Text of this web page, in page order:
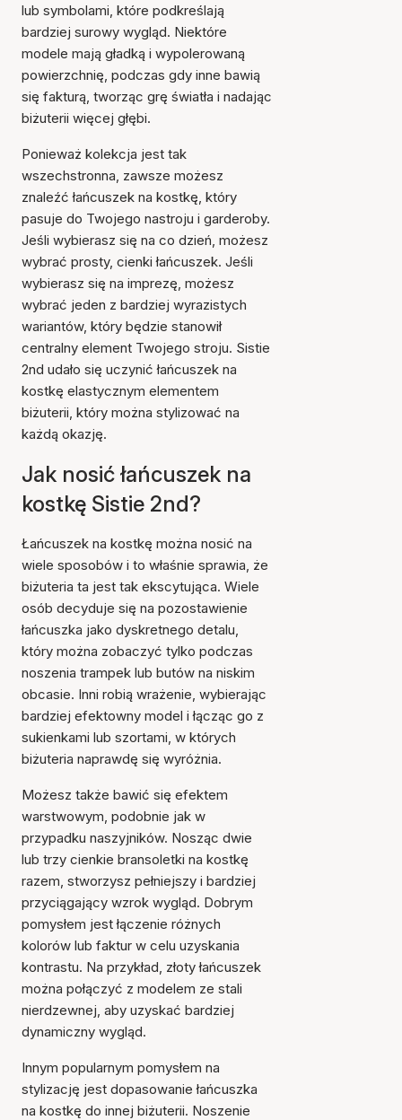
lub symbolami, które podkreślają
bardziej surowy wygląd. Niektóre
modele mają gładką i wypolerowaną
powierzchnię, podczas gdy inne bawią
się fakturą, tworząc grę światła i nadając
biżuterii więcej głębi.
Ponieważ kolekcja jest tak
wszechstronna, zawsze możesz
znaleźć łańcuszek na kostkę, który
pasuje do Twojego nastroju i garderoby.
Jeśli wybierasz się na co dzień, możesz
wybrać prosty, cienki łańcuszek. Jeśli
wybierasz się na imprezę, możesz
wybrać jeden z bardziej wyrazistych
wariantów, który będzie stanowił
centralny element Twojego stroju. Sistie
2nd udało się uczynić łańcuszek na
kostkę elastycznym elementem
biżuterii, który można stylizować na
każdą okazję.
Jak nosić łańcuszek na
kostkę Sistie 2nd?
Łańcuszek na kostkę można nosić na
wiele sposobów i to właśnie sprawia, że
biżuteria ta jest tak ekscytująca. Wiele
osób decyduje się na pozostawienie
łańcuszka jako dyskretnego detalu,
który można zobaczyć tylko podczas
noszenia trampek lub butów na niskim
obcasie. Inni robią wrażenie, wybierając
bardziej efektowny model i łącząc go z
sukienkami lub szortami, w których
biżuteria naprawdę się wyróżnia.
Możesz także bawić się efektem
warstwowym, podobnie jak w
przypadku naszyjników. Nosząc dwie
lub trzy cienkie bransoletki na kostkę
razem, stworzysz pełniejszy i bardziej
przyciągający wzrok wygląd. Dobrym
pomysłem jest łączenie różnych
kolorów lub faktur w celu uzyskania
kontrastu. Na przykład, złoty łańcuszek
można połączyć z modelem ze stali
nierdzewnej, aby uzyskać bardziej
dynamiczny wygląd.
Innym popularnym pomysłem na
stylizację jest dopasowanie łańcuszka
na kostkę do innej biżuterii. Noszenie